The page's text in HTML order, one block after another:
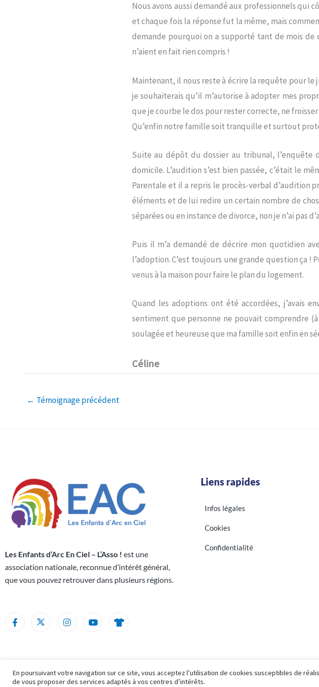
Nous avons aussi demandé aux professionnels
et chaque fois la réponse fut la même, mais
demande pourquoi on a supporté tant de mois
n’aient en fait rien compris !
Maintenant, il nous reste à écrire la requête pour
je souhaiterais qu’il m’autorise à adopter mes
que je courbe le dos pour rester correcte, ne
Qu’enfin notre famille soit tranquille et surtout
Suite au dépôt du dossier au tribunal, l’enquête
domicile. L’audition s’est bien passée, c’était le
Parentale et il a repris le procès-verbal d’audition
éléments et de lui redire un certain nombre de
séparées ou en instance de divorce, non je n’ai pas
Puis il m’a demandé de décrire mon quotidien
l’adoption. C’est toujours une grande question ça !
venus à la maison pour faire le plan du logement.
Quand les adoptions ont été accordées, j’avais
sentiment que personne ne pouvait comprendre
soulagée et heureuse que ma famille soit enfin en
Céline
← Témoignage précédent
Les Enfants d’Arc En Ciel – L’Asso ! est une
association nationale, reconnue d’intérêt général,
que vous pouvez retrouver dans plusieurs régions.
Liens rapides
Infos légales
Cookies
Confidentialité
2026 -EAC-Conception:MÉNAGEINFORMATIQUE
En poursuivant votre navigation sur ce site, vous acceptez l’utilisation de cookies susceptibles de
de vous proposer des services adaptés à vos centres d’intérêts.